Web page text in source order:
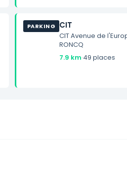
PARKING CIT
CIT Avenue de
RONCQ
7.9 km·49 places